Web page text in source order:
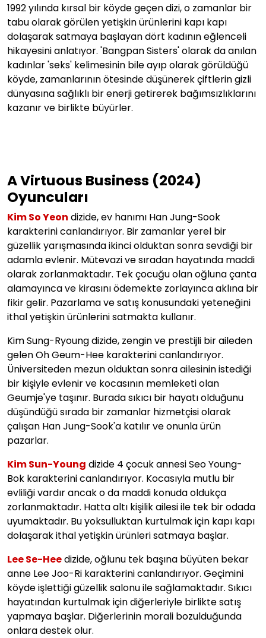
1992 yılında kırsal bir köyde geçen dizi, o zamanlar bir
tabu olarak görülen yetişkin ürünlerini kapı kapı
dolaşarak satmaya başlayan dört kadının eğlenceli
hikayesini anlatıyor. 'Bangpan Sisters' olarak da anılan
kadınlar 'seks' kelimesinin bile ayıp olarak görüldüğü
köyde, zamanlarının ötesinde düşünerek çiftlerin gizli
dünyasına sağlıklı bir enerji getirerek bağımsızlıklarını
kazanır ve birlikte büyürler.
A Virtuous Business (2024)
Oyuncuları
Kim So Yeon dizide, ev hanımı Han Jung-Sook
karakterini canlandırıyor. Bir zamanlar yerel bir
güzellik yarışmasında ikinci olduktan sonra sevdiği bir
adamla evlenir. Mütevazi ve sıradan hayatında maddi
olarak zorlanmaktadır. Tek çocuğu olan oğluna çanta
alamayınca ve kirasını ödemekte zorlayınca aklına bir
fikir gelir. Pazarlama ve satış konusundaki yeteneğini
ithal yetişkin ürünlerini satmakta kullanır.
Kim Sung-Ryoung dizide, zengin ve prestijli bir aileden
gelen Oh Geum-Hee karakterini canlandırıyor.
Üniversiteden mezun olduktan sonra ailesinin istediği
bir kişiyle evlenir ve kocasının memleketi olan
Geumje'ye taşınır. Burada sıkıcı bir hayatı olduğunu
düşündüğü sırada bir zamanlar hizmetçisi olarak
çalışan Han Jung-Sook'a katılır ve onunla ürün
pazarlar.
Kim Sun-Young dizide 4 çocuk annesiSeo Young-
Bok karakterini canlandırıyor. Kocasıyla mutlu bir
evliliği vardır ancak o da maddi konuda oldukça
zorlanmaktadır. Hatta altı kişilik ailesi ile tek bir odada
uyumaktadır. Bu yoksulluktan kurtulmak için kapı kapı
dolaşarak ithal yetişkin ürünleri satmaya başlar.
Lee Se-Heedizide,oğlunu tek başına büyüten bekar
anne Lee Joo-Ri karakterini canlandırıyor. Geçimini
köyde işlettiği güzellik salonu ile sağlamaktadır. Sıkıcı
hayatından kurtulmak için diğerleriyle birlikte satış
yapmaya başlar. Diğerlerinin morali bozulduğunda
onlara destek olur.